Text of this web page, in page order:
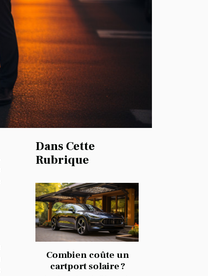
Dans Cette
Rubrique
Combien coûte un
cartport solaire ?